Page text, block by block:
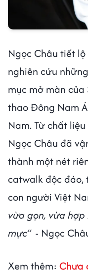
Ngọc Châu tiết
nghiên cứu
mục mở màn của
thao Đông Nam
Nam. Từ chất
Ngọc Châu đã
thành một nét
catwalk độc đáo,
con người Việt
vừa gọn, vừa
mực” - Ngọc
Xem thêm: Chưa